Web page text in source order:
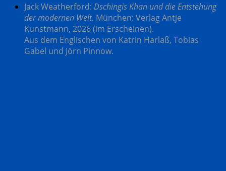
Jack Weatherford: Dschingis Khan und die Entstehung
der modernen Welt. München: Verlag Antje
Kunstmann, 2026(im Erscheinen).
Aus dem Englischen von Katrin Harlaß, Tobias
Gabel und Jörn Pinnow.